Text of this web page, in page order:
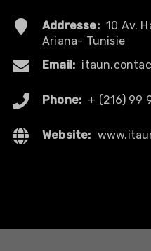
Addresse: 10 Av.
Ariana- Tunisie
Email:
Phone: + (216) 99
Website: